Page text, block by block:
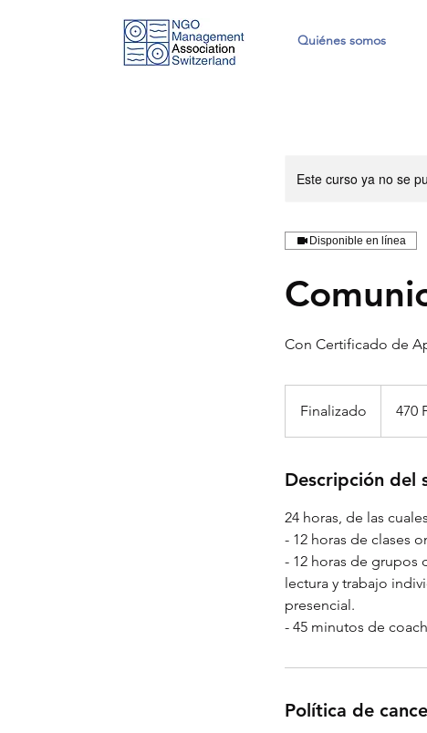
Quiénes somos
Este curso ya no se
Disponible en línea
Con Certificado de
Finalizado
i
a
i
z
a
d
suizos
470
Descripción del
24 horas, de las cuales
- 12 horas de clases
- 12 horas de grupos
lectura y trabajo
presencial.
- 45 minutos de
Política de